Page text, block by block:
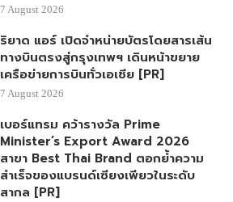
7 August 2026
ริยาด แอร์ เปิดจำหน่ายบัตรโดยสารเส้น
ทางบินตรงสู่กรุงเทพฯ เดินหน้าขยาย
เครือข่ายการบินทั่วเอเชีย [PR]
7 August 2026
เบอร์แทรม คว้ารางวัล Prime
Minister’s Export Award 2026
สาขา Best Thai Brand ตอกย้ำความ
สำเร็จของแบรนด์เซียงเพียวในระดับ
สากล [PR]